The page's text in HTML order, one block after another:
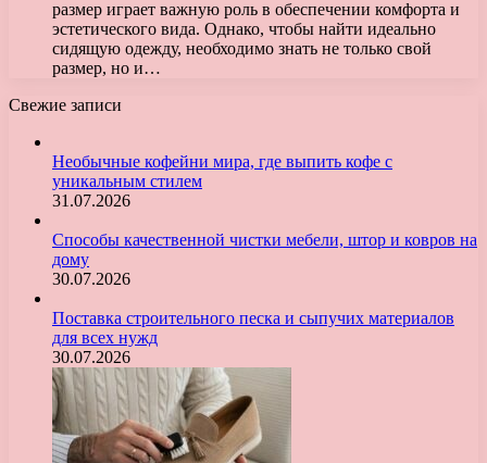
размер играет важную роль в обеспечении комфорта и
эстетического вида. Однако, чтобы найти идеально
сидящую одежду, необходимо знать не только свой
размер, но и…
Свежие записи
Необычные кофейни мира, где выпить кофе с
уникальным стилем
31.07.2026
Способы качественной чистки мебели, штор и ковров на
дому
30.07.2026
Поставка строительного песка и сыпучих материалов
для всех нужд
30.07.2026